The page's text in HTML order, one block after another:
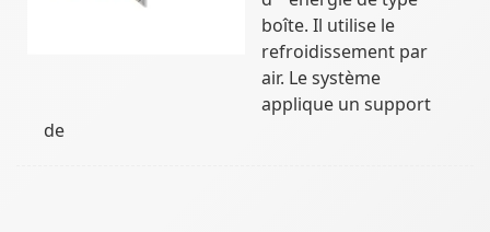
boîte. Il utilise le
refroidissement par
air. Le système
applique un support
de